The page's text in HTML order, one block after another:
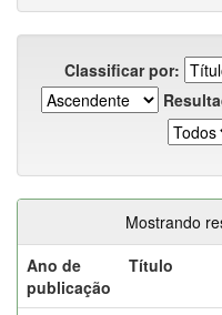
Classificar por:
Mostrando
Ano de
publicação
Título